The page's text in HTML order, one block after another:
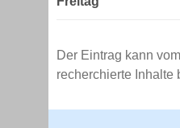
Der Eintrag kann
recherchierte Inhalte